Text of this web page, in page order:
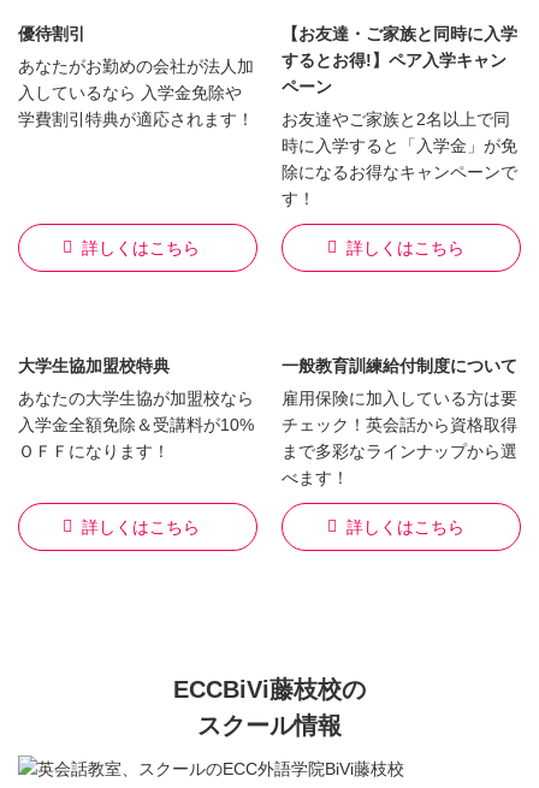
優待割引
あなたがお勤めの会社が法人加
入しているなら 入学金免除や
学費割引特典が適応されます！
詳しくはこちら
【お友達・ご家族と同時に入学
するとお得!】ペア入学キャン
ペーン
お友達やご家族と2名以上で同
時に入学すると「入学金」が免
除になるお得なキャンペーンで
す！
詳しくはこちら
大学生協加盟校特典
あなたの大学生協が加盟校なら
入学金全額免除＆受講料が10%
ＯＦＦになります！
詳しくはこちら
一般教育訓練給付制度について
雇用保険に加入している方は要
チェック！英会話から資格取得
まで多彩なラインナップから選
べます！
詳しくはこちら
ECCBiVi藤枝校の
スクール情報